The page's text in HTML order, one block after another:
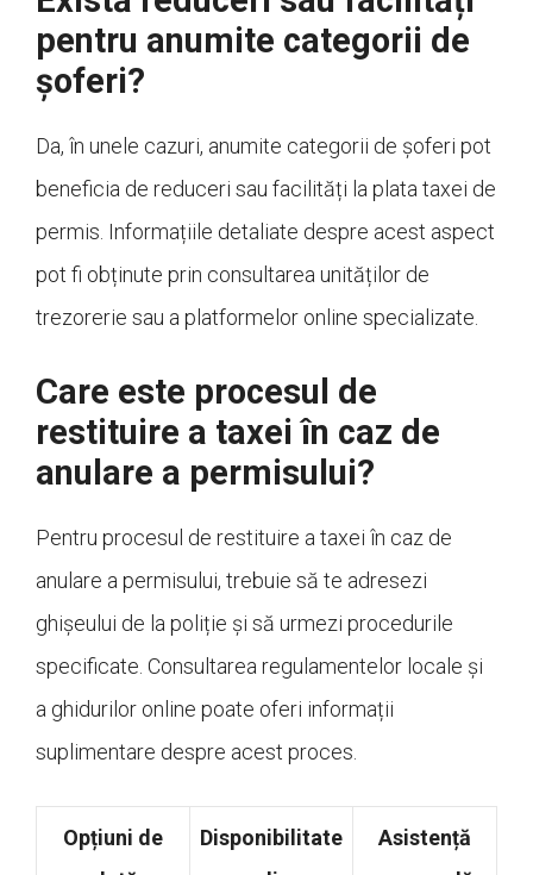
pentru anumite categorii de
șoferi?
Da, în unele cazuri, anumite categorii de șoferi pot
beneficia de reduceri sau facilități la plata taxei de
permis. Informațiile detaliate despre acest aspect
pot fi obținute prin consultarea unităților de
trezorerie sau a platformelor online specializate.
Care este procesul de
restituire a taxei în caz de
anulare a permisului?
Pentru procesul de restituire a taxei în caz de
anulare a permisului, trebuie să te adresezi
ghișeului de la poliție și să urmezi procedurile
specificate. Consultarea regulamentelor locale și
a ghidurilor online poate oferi informații
suplimentare despre acest proces.
Opțiuni de
Disponibilitate
Asistență